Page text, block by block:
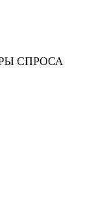
СПРОСА